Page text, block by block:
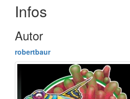
Infos
Autor
robertbaur